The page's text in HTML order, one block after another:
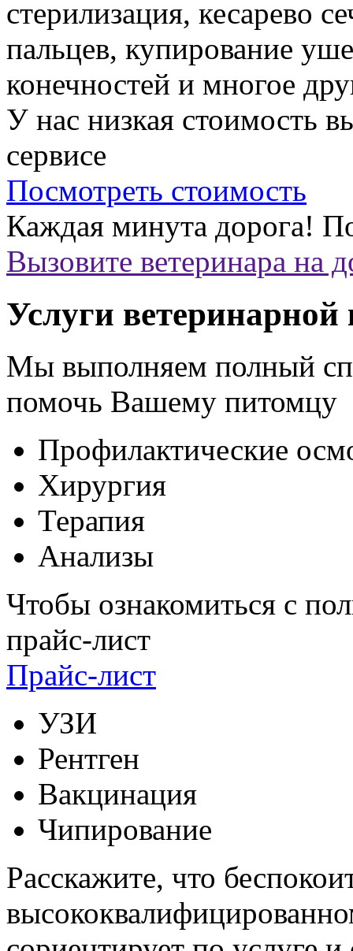
стерилизация, кесарево
пальцев, купирование
конечностей и многое
У нас низкая стоимость
сервисе
Посмотреть стоимость
Каждая минута дорога!
Вызовите ветеринара на
Услуги
Мы выполняем полный
помочь Вашему питомцу
Профилактические
Хирургия
Терапия
Анализы
Чтобы ознакомиться с
прайс-лист
Прайс-лист
УЗИ
Рентген
Вакцинация
Чипирование
Расскажите, что